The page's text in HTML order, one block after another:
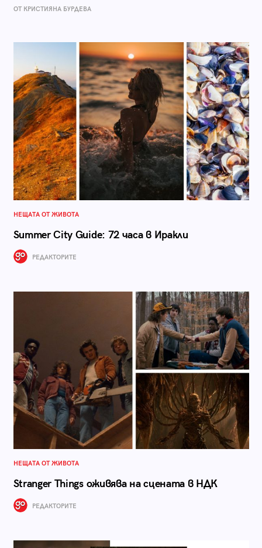
ОТ КРИСТИЯНА БУРДЕВА
НЕЩАТА ОТ ЖИВОТА
Summer City Guide: 72 часа в Иракли
РЕДАКТОРИТЕ
НЕЩАТА ОТ ЖИВОТА
Stranger Things оживява на сцената в НДК
РЕДАКТОРИТЕ